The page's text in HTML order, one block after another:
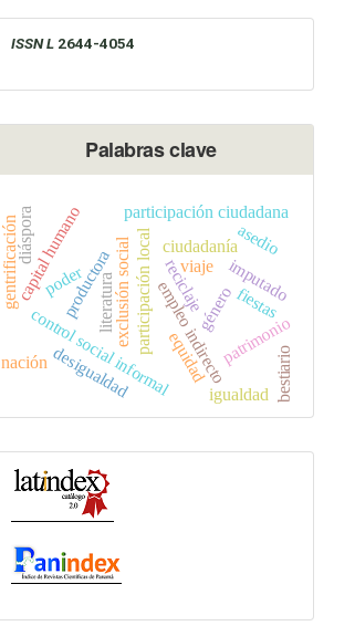
ISSN L 2644-4054
Palabras clave
reciclaje
exclusión social
productora
control social informal
poder
génerofiestas
capital humano
desigualdad
participación localempleo indirecto
participación ciudadana
ciudadanía
patrimonio
gentrificación
igualdad
imputado
literatura
diáspora
nación equidad
viaje
bestiario
asedio